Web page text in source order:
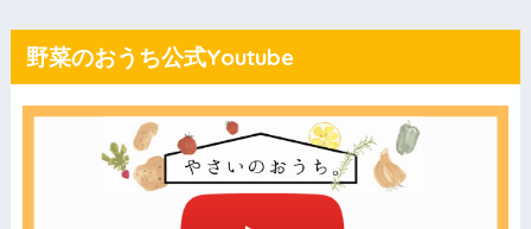
野菜のおうち公式Youtube